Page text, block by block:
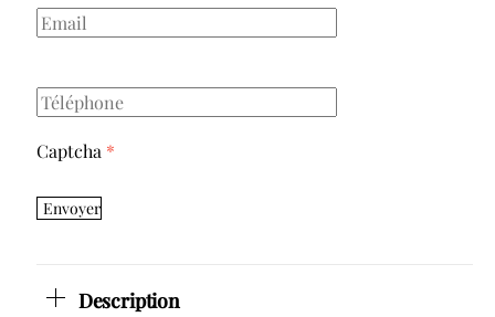
Captcha *
Envoyer
Description